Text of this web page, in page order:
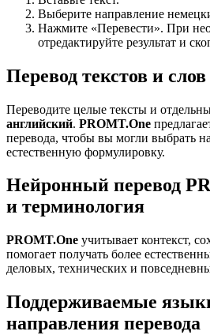
Выберите направление
Нажмите «Перевести». При
отредактируйте результат и
Перевод текстов и слов
Переводите целые тексты и
английский. PROMT.One
перевода, чтобы вы могли выбрать
естественную формулировку.
Нейронный перевод
и терминология
PROMT.One учитывает контекст,
помогает получать более
деловых, технических и
Поддерживаемые
направления перевода